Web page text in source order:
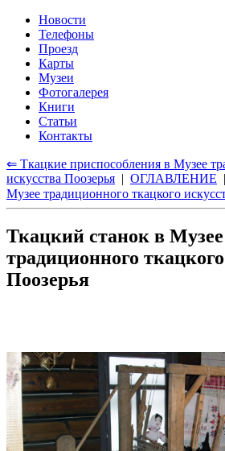
Новости
Телефоны
Проезд
Карты
Музеи
Фотогалерея
Книги
Статьи
Контакты
⇐ Ткацкие приспособления в Музее
искусства Поозерья | ОГЛАВЛЕНИЕ |
Музее традиционного ткацкого
Ткацкий станок в Музее
традиционного
Поозерья